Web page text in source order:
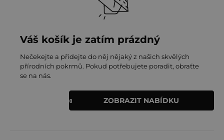
Váš košík je zatím prázdný
Nečekejte a přidejte do něj nějaký z našich skvělých
přírodních pokrmů. Pokud potřebujete poradit, obraťte
se na nás.
ZOBRAZIT NABÍDKU